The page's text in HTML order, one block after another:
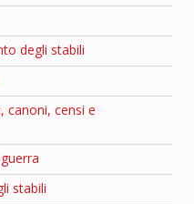
degli stabili
canoni, censi e
stabili